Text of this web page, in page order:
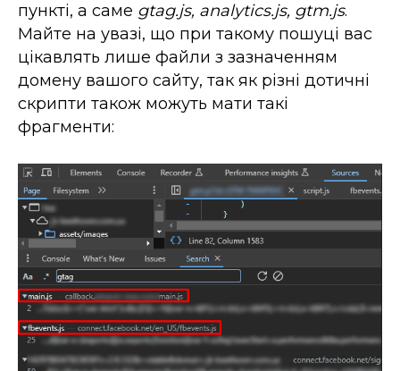
пункті, а саме gtag.js, analytics.js, gtm.js.
Майте на увазі, що при такому пошуці вас
цікавлять лише файли з зазначенням
домену вашого сайту, так як різні дотичні
скрипти також можуть мати такі
фрагменти: